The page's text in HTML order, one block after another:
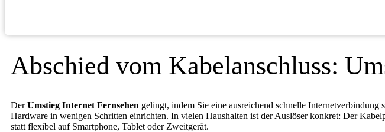
Abschied vom Kabelanschluss:
DerUmstieg Internet Fernsehen gelingt, indem Sie eine ausreichend schnelle
Hardware in wenigen Schritten einrichten. In vielen Haushalten ist der Auslöser konkret: Der
statt flexibel auf Smartphone, Tablet oder Zweitgerät.